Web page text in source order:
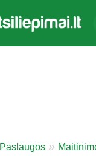
Paslaugos